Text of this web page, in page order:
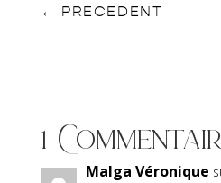
← PRECEDENT
1
Malga Véronique